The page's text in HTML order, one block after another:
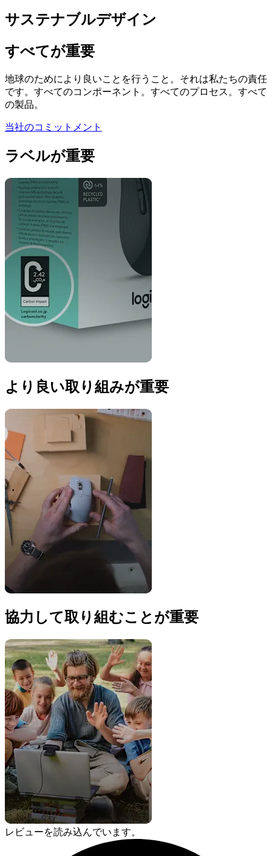
サステナブルデザイン
すべてが重要
地球のためにより良いことを行うこと。それは私たちの責任
です。すべてのコンポーネント。すべてのプロセス。すべて
の製品。
当社のコミットメント
ラベルが重要
より良い取り組みが重要
協力して取り組むことが重要
レビューを読み込んでいます。